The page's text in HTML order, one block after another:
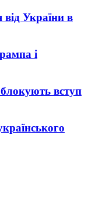
від України в
і
вступ